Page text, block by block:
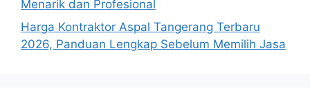
Menarik dan Profesional
Harga Kontraktor Aspal Tangerang Terbaru
2026, Panduan Lengkap Sebelum Memilih Jasa